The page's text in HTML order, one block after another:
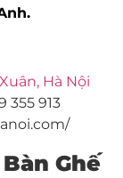
Hà Nội
355 913
Ghế